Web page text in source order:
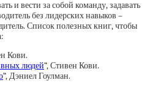
и вести за собой команду, задавать
без лидерских навыков –
Список полезных книг, чтобы
Кови.
людей“, Стивен Кови.
“, Дэниел Гоулман.